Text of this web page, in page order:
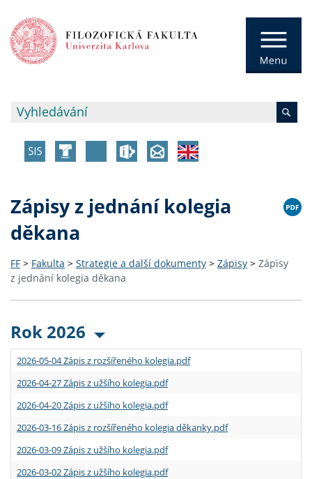
Zápisy z jednání kolegia
děkana
FF > Fakulta > Strategie a další dokumenty > Zápisy > Zápisy
z jednání kolegia děkana
Rok 2026
2026-05-04 Zápis z rozšířeného kolegia.pdf
2026-04-27 Zápis z užšího kolegia.pdf
2026-04-20 Zápis z užšího kolegia.pdf
2026-03-16 Zápis z rozšířeného kolegia děkanky.pdf
2026-03-09 Zápis z užšího kolegia.pdf
2026-03-02 Zápis z užšího kolegia.pdf